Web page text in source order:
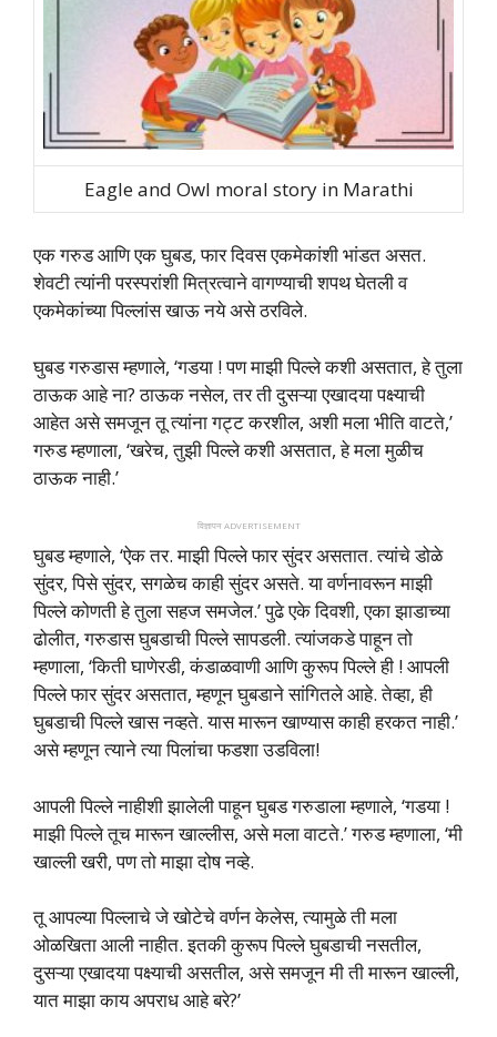
Eagle and Owl moral story in Marathi
एक गरुड आणि एक घुबड, फार दिवस एकमेकांशी भांडत असत.
शेवटी त्यांनी परस्परांशी मित्रत्वाने वागण्याची शपथ घेतली व
एकमेकांच्या पिल्लांस खाऊ नये असे ठरविले.
घुबड गरुडास म्हणाले, ‘गडया ! पण माझी पिल्ले कशी असतात, हे तुला
ठाऊक आहे ना? ठाऊक नसेल, तर ती दुसऱ्या एखादया पक्ष्याची
आहेत असे समजून तू त्यांना गट्ट करशील, अशी मला भीति वाटते,’
गरुड म्हणाला, ‘खरेच, तुझी पिल्ले कशी असतात, हे मला मुळीच
ठाऊक नाही.’
विज्ञापन ADVERTISEMENT
घुबड म्हणाले, ‘ऐक तर. माझी पिल्ले फार सुंदर असतात. त्यांचे डोळे
सुंदर, पिसे सुंदर, सगळेच काही सुंदर असते. या वर्णनावरून माझी
पिल्ले कोणती हे तुला सहज समजेल.’ पुढे एके दिवशी, एका झाडाच्या
ढोलीत, गरुडास घुबडाची पिल्ले सापडली. त्यांजकडे पाहून तो
म्हणाला, ‘किती घाणेरडी, कंडाळवाणी आणि कुरूप पिल्ले ही ! आपली
पिल्ले फार सुंदर असतात, म्हणून घुबडाने सांगितले आहे. तेव्हा, ही
घुबडाची पिल्ले खास नव्हते. यास मारून खाण्यास काही हरकत नाही.’
असे म्हणून त्याने त्या पिलांचा फडशा उडविला!
आपली पिल्ले नाहीशी झालेली पाहून घुबड गरुडाला म्हणाले, ‘गडया !
माझी पिल्ले तूच मारून खाल्लीस, असे मला वाटते.’ गरुड म्हणाला, ‘मी
खाल्ली खरी, पण तो माझा दोष नव्हे.
तू आपल्या पिल्लाचे जे खोटेचे वर्णन केलेस, त्यामुळे ती मला
ओळखिता आली नाहीत. इतकी कुरूप पिल्ले घुबडाची नसतील,
दुसऱ्या एखादया पक्ष्याची असतील, असे समजून मी ती मारून खाल्ली,
यात माझा काय अपराध आहे बरे?’